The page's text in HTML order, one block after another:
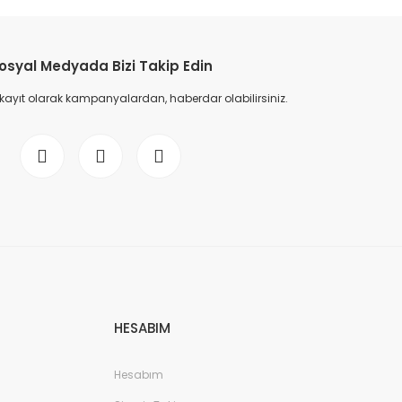
Medyada Bizi Takip Edin
olarak kampanyalardan, haberdar olabilirsiniz.
HESABIM
Hesabım